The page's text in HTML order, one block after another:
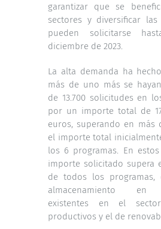
garantizar que se
sectores y diversificar las
pueden solicitarse
diciembre de 2023.
La alta demanda ha
más de uno más se
de 13.700 solicitudes en
por un importe total de
euros, superando en más
el importe total
los 6 programas. En
importe solicitado supera
de todos los programas,
almacenamiento en
existentes en el
productivos y el de